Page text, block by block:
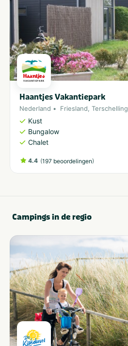
Haantjes Vakantiepark
Nederland Friesland, Terschelling
Kust
Bungalow
Chalet
4.4 (197 beoordelingen)
Campings in de regio